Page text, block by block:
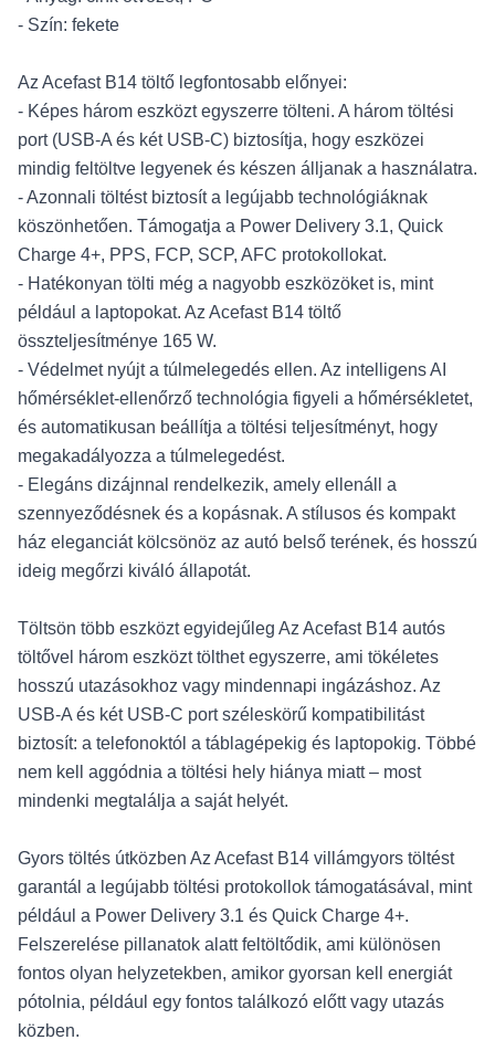
- Szín: fekete
Az Acefast B14 töltő legfontosabb előnyei:
- Képes három eszközt egyszerre tölteni. A három töltési
port (USB-A és két USB-C) biztosítja, hogy eszközei
mindig feltöltve legyenek és készen álljanak a használatra.
- Azonnali töltést biztosít a legújabb technológiáknak
köszönhetően. Támogatja a Power Delivery 3.1, Quick
Charge 4+, PPS, FCP, SCP, AFC protokollokat.
- Hatékonyan tölti még a nagyobb eszközöket is, mint
például a laptopokat. Az Acefast B14 töltő
összteljesítménye 165 W.
- Védelmet nyújt a túlmelegedés ellen. Az intelligens AI
hőmérséklet-ellenőrző technológia figyeli a hőmérsékletet,
és automatikusan beállítja a töltési teljesítményt, hogy
megakadályozza a túlmelegedést.
- Elegáns dizájnnal rendelkezik, amely ellenáll a
szennyeződésnek és a kopásnak. A stílusos és kompakt
ház eleganciát kölcsönöz az autó belső terének, és hosszú
ideig megőrzi kiváló állapotát.
Töltsön több eszközt egyidejűleg Az Acefast B14 autós
töltővel három eszközt tölthet egyszerre, ami tökéletes
hosszú utazásokhoz vagy mindennapi ingázáshoz. Az
USB-A és két USB-C port széleskörű kompatibilitást
biztosít: a telefonoktól a táblagépekig és laptopokig. Többé
nem kell aggódnia a töltési hely hiánya miatt – most
mindenki megtalálja a saját helyét.
Gyors töltés útközben Az Acefast B14 villámgyors töltést
garantál a legújabb töltési protokollok támogatásával, mint
például a Power Delivery 3.1 és Quick Charge 4+.
Felszerelése pillanatok alatt feltöltődik, ami különösen
fontos olyan helyzetekben, amikor gyorsan kell energiát
pótolnia, például egy fontos találkozó előtt vagy utazás
közben.